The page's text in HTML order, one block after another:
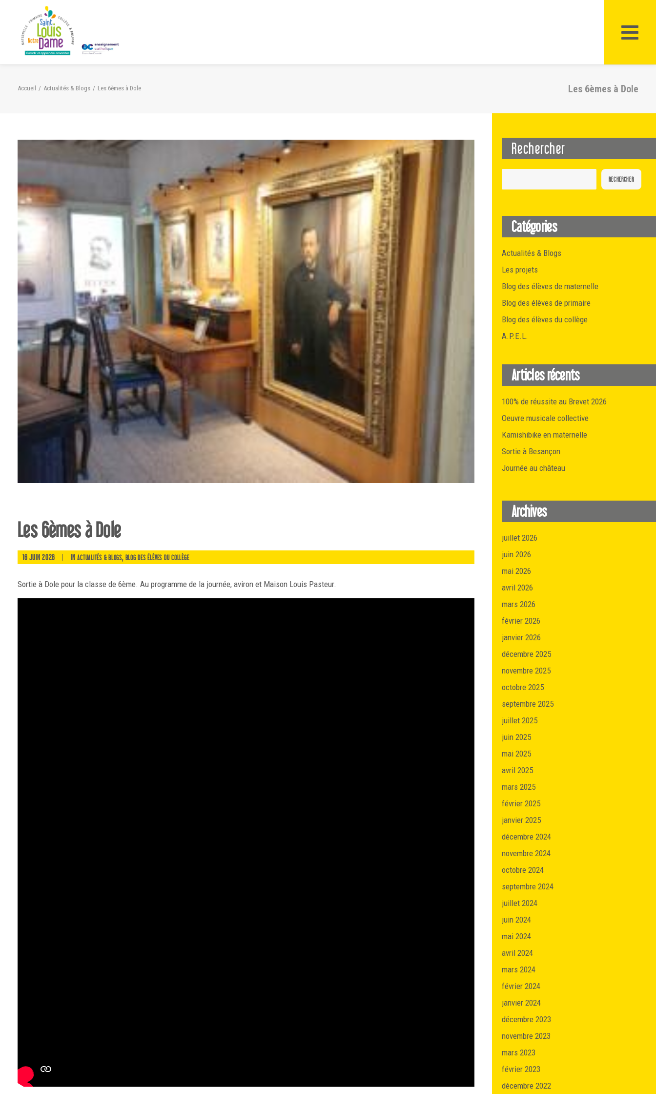
Les 6èmes à Dole
Accueil Actualités & Blogs Les 6èmes à Dole
Les 6èmes à Dole
16 JUIN 2026 INACTUALITÉS & BLOGS, BLOG DES ÉLÈVES DU COLLÈGE
Sortie à Dole pour la classe de 6ème. Au programme de la journée, aviron et Maison Louis Pasteur.
Rechercher
RECHERCHER
Catégories
Actualités & Blogs
Les projets
Blog des élèves de maternelle
Blog des élèves de primaire
Blog des élèves du collège
A.P.E.L.
Articles récents
100% de réussite au Brevet 2026
Oeuvre musicale collective
Kamishibike en maternelle
Sortie à Besançon
Journée au château
Archives
juillet 2026
juin 2026
mai 2026
avril 2026
mars 2026
février 2026
janvier 2026
décembre 2025
novembre 2025
octobre 2025
septembre 2025
juillet 2025
juin 2025
mai 2025
avril 2025
mars 2025
février 2025
janvier 2025
décembre 2024
novembre 2024
octobre 2024
septembre 2024
juillet 2024
juin 2024
mai 2024
avril 2024
mars 2024
février 2024
janvier 2024
décembre 2023
novembre 2023
mars 2023
février 2023
décembre 2022
Panneau de gestion des cookies